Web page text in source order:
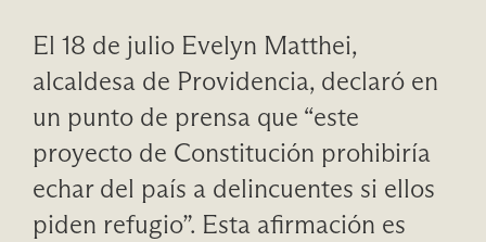
El 18 de julio Evelyn Matthei,
alcaldesa de Providencia, declaró en
un punto de prensa que “este
proyecto de Constitución prohibiría
echar del país a delincuentes si ellos
piden refugio”. Esta afirmación es